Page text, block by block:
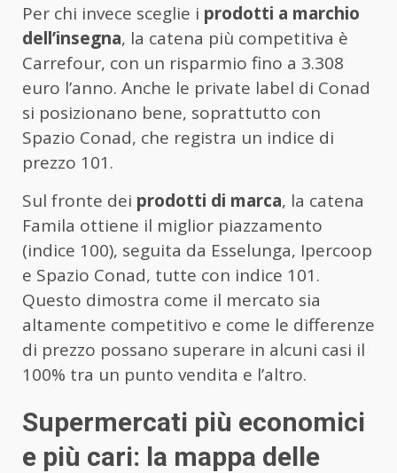
Per chi invece sceglie i prodotti a marchio
dell’insegna, la catena più competitiva è
Carrefour, con un risparmio fino a 3.308
euro l’anno. Anche le private label di Conad
si posizionano bene, soprattutto con
Spazio Conad, che registra un indice di
prezzo 101.
Sul fronte dei prodotti di marca, la catena
Famila ottiene il miglior piazzamento
(indice 100), seguita da Esselunga, Ipercoop
e Spazio Conad, tutte con indice 101.
Questo dimostra come il mercato sia
altamente competitivo e come le differenze
di prezzo possano superare in alcuni casi il
100% tra un punto vendita e l’altro.
Supermercati più economici
e più cari: la mappa delle